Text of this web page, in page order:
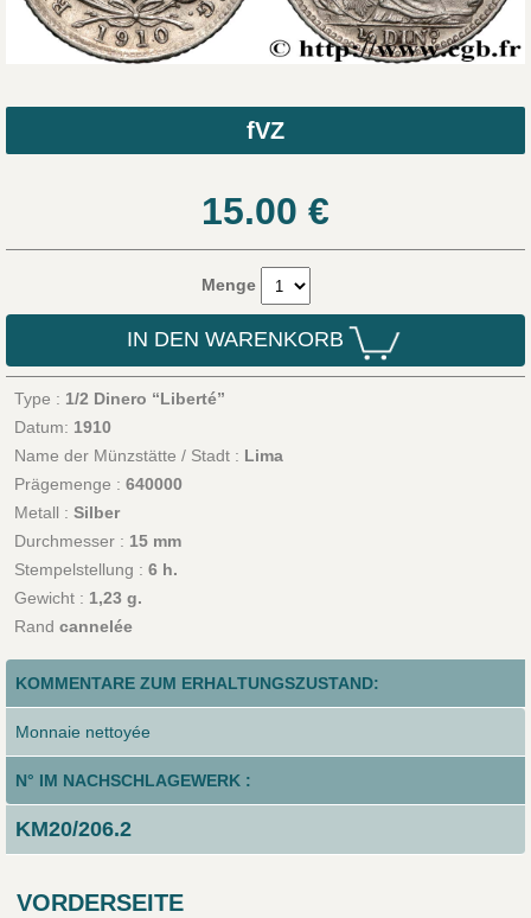
fVZ
15.00 €
Menge
IN DEN WARENKORB
Type : 1/2 Dinero “Liberté”
Datum: 1910
Name der Münzstätte / Stadt : Lima
Prägemenge : 640000
Metall : Silber
Durchmesser : 15 mm
Stempelstellung : 6 h.
Gewicht : 1,23 g.
Rand cannelée
KOMMENTARE ZUM ERHALTUNGSZUSTAND:
Monnaie nettoyée
N° IM NACHSCHLAGEWERK :
KM20/206.2
VORDERSEITE